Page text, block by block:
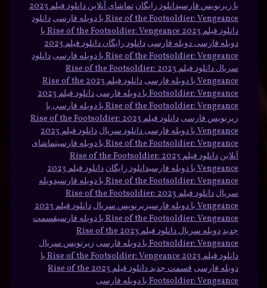
با زیرنویس فارسیدانلود رایگان
تماشای آنلاین دانلود فیلم 2023
Rise of the Footsoldier: Vengeance با دوبله فارسی
دانلود
دانلود فیلم 2023 Rise of the Footsoldier: Vengeance با
دوبله فارسی دوبله فارسی
دانلود رایگان دانلود فیلم 2023
Rise of the Footsoldier: Vengeance با دوبله فارسی
دانلود
سریال دانلود فیلم 2023 Rise of the Footsoldier:
Vengeance با دوبله فارسی
دانلود فیلم 2023 Rise of the
Footsoldier: Vengeance با دوبله فارسی
دانلود فیلم 2023
Rise of the Footsoldier: Vengeance با دوبله فارسی با
زیرنویس فارسی
دانلود فیلم 2023 Rise of the Footsoldier:
Vengeance با دوبله فارسی دانلود سریال
دانلود فیلم 2023
Rise of the Footsoldier: Vengeance با دوبله فارسیتماشای
آنلاین
دانلود فیلم 2023 Rise of the Footsoldier:
Vengeance با دوبله فارسیدانلود رایگان
دانلود فیلم 2023
Rise of the Footsoldier: Vengeance با دوبله فارسیدوبله
سریال
دانلود فیلم 2023 Rise of the Footsoldier:
Vengeance با دوبله فارسیزیرنویس سریال
دانلود فیلم 2023
Rise of the Footsoldier: Vengeance با دوبله فارسیقسمت
جدید
دوبله سریال دانلود فیلم 2023 Rise of the
Footsoldier: Vengeance با دوبله فارسی
زیرنویس سریال
دانلود فیلم 2023 Rise of the Footsoldier: Vengeance با
دوبله فارسی
قسمت جدید دانلود فیلم 2023 Rise of the
Footsoldier: Vengeance با دوبله فارسی